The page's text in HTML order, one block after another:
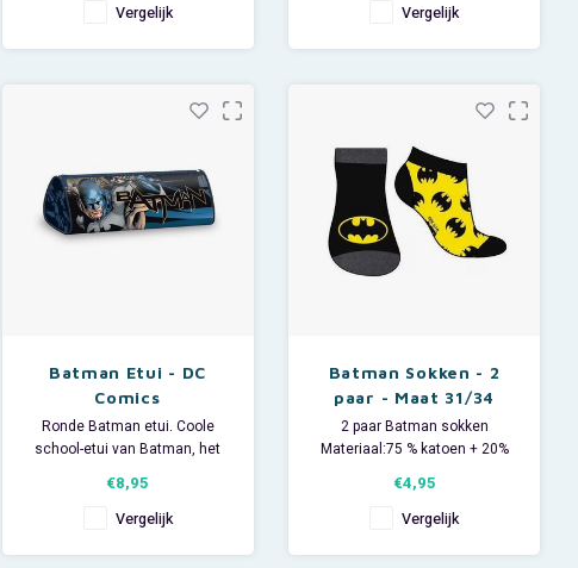
pyjama is leverbaar in 2
Vergelijk
meegeleverde stoelen kan ook
meubelstuk. Alles in thema
- Klassieke s
Vergelijk
Batman Etui - DC
Comics
Ronde Batman etui. Coole
school-etui van Batman, het
wordt d.m.v. een rits.
Onmisbaar voor de echte
€8,95
Vergelijk
Batman Sokken - 2
paar - Maat 31/34
2 paar Batman sokken
Materiaal:75 % katoen + 20%
Maat 31/34.
€4,95
Vergelijk